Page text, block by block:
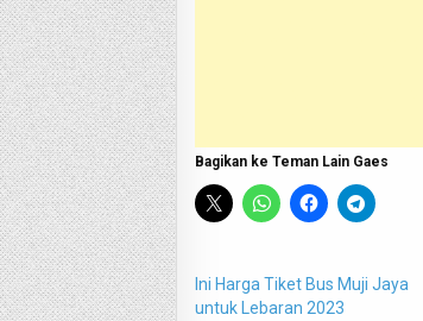
Bagikan ke Teman Lain Gaes
Ini Harga Tiket Bus Muji Jaya
untuk Lebaran 2023